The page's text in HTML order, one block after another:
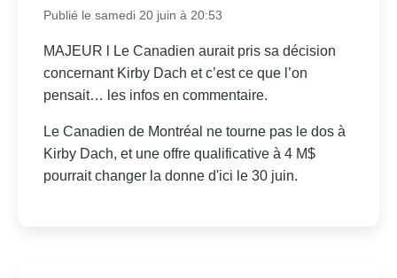
Publié le samedi 20 juin à 20:53
MAJEUR l Le Canadien aurait pris sa décision
concernant Kirby Dach et c’est ce que l’on
pensait… les infos en commentaire.
Le Canadien de Montréal ne tourne pas le dos à
Kirby Dach, et une offre qualificative à 4 M$
pourrait changer la donne d'ici le 30 juin.